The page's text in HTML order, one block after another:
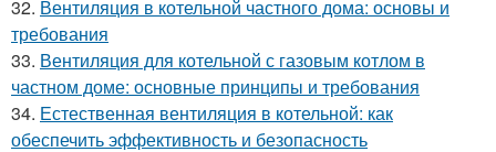
32. Вентиляция в котельной частного дома: основы и
требования
33. Вентиляция для котельной с газовым котлом в
частном доме: основные принципы и требования
34. Естественная вентиляция в котельной: как
обеспечить эффективность и безопасность